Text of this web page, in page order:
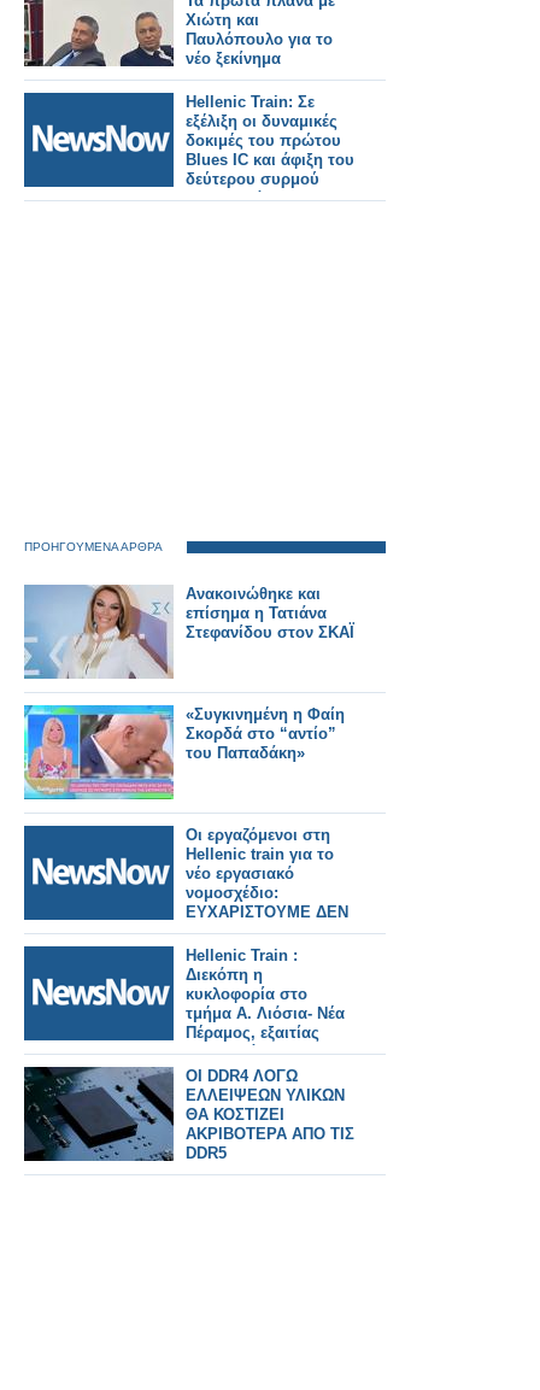
Χιώτη και
Παυλόπουλο για το
νέο ξεκίνημα
Hellenic Train: Σε
εξέλιξη οι δυναμικές
δοκιμές του πρώτου
Blues IC και άφιξη του
δεύτερου συρμού
στην Ελλάδα.
ΠΡΟΗΓΟΥΜΕΝΑ ΑΡΘΡΑ
Ανακοινώθηκε και
επίσημα η Τατιάνα
Στεφανίδου στον ΣΚΑΪ
«Συγκινημένη η Φαίη
Σκορδά στο “αντίο”
του Παπαδάκη»
Οι εργαζόμενοι στη
Hellenic train για το
νέο εργασιακό
νομοσχέδιο:
ΕΥΧΑΡΙΣΤΟΥΜΕ ΔΕΝ
ΘΑ ΠΑΡΟΥΜΕ
Hellenic Train :
Διεκόπη η
κυκλοφορία στο
τμήμα Α. Λιόσια- Νέα
Πέραμος, εξαιτίας
πυρκαγιάς
OI DDR4 ΛΟΓΩ
ΕΛΛΕΙΨΕΩΝ ΥΛΙΚΩΝ
ΘΑ ΚΟΣΤΙΖΕΙ
ΑΚΡΙΒΟΤΕΡΑ ΑΠΟ ΤΙΣ
DDR5